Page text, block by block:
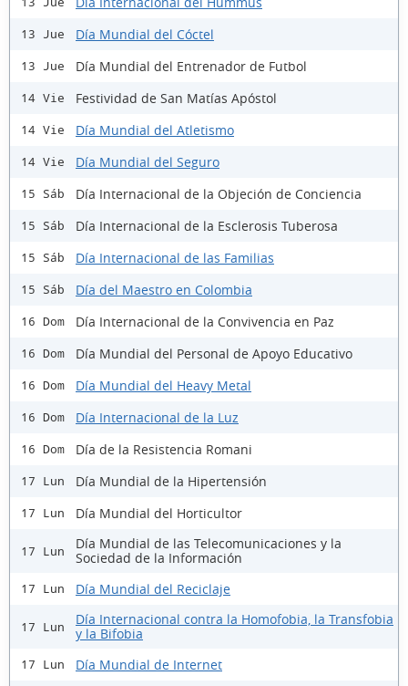
13 Jue Día Mundial del Cóctel
13 Jue Día Mundial del Entrenador de Futbol
14 Vie Festividad de San Matías Apóstol
14 Vie Día Mundial del Atletismo
14 Vie Día Mundial del Seguro
15 Sáb Día Internacional de la Objeción de Conciencia
15 Sáb Día Internacional de la Esclerosis Tuberosa
15 Sáb Día Internacional de las Familias
15 Sáb Día del Maestro en Colombia
16 Dom Día Internacional de la Convivencia en Paz
16 Dom Día Mundial del Personal de Apoyo Educativo
16 Dom Día Mundial del Heavy Metal
16 Dom Día Internacional de la Luz
16 Dom Día de la Resistencia Romani
17 Lun Día Mundial de la Hipertensión
17 Lun Día Mundial del Horticultor
17 Lun
Día Mundial de las Telecomunicaciones y la
Sociedad de la Información
17 Lun Día Mundial del Reciclaje
17 Lun
Día Internacional contra la Homofobia, la Transfobia
y la Bifobia
17 Lun Día Mundial de Internet